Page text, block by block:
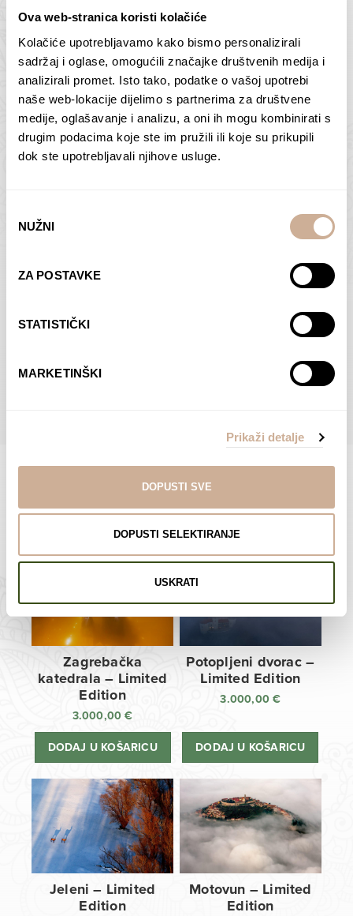
Ova web-stranica koristi kolačiće
Kolačiće upotrebljavamo kako bismo personalizirali
sadržaj i oglase, omogućili značajke društvenih medija i
analizirali promet. Isto tako, podatke o vašoj upotrebi
naše web-lokacije dijelimo s partnerima za društvene
medije, oglašavanje i analizu, a oni ih mogu kombinirati s
drugim podacima koje ste im pružili ili koje su prikupili
dok ste upotrebljavali njihove usluge.
pristanka
NUŽNI
ZA POSTAVKE
STATISTIČKI
MARKETINŠKI
Prikaži detalje
DOPUSTI SVE
DOPUSTI SELEKTIRANJE
USKRATI
Butan – ljudi 2
75,00€ – 138,00€Raspon
cijena:
od
75,00 €
138,00 €
ODABERI OPCIJE
Antarktika – krajolik
2
75,00€ – 138,00€Raspon
cijena:
od
ODABERI OPCIJE
Dolac
ODABERI OPCIJE
Moreškanti – sjena
€Raspon
od
75,00 €
do
138,00 €
ODABERI OPCIJE
POGLEDAJTE SVE PROIZVODE U OVOJ KATEGORIJI
Limited Edition Fotografije
Zagrebačka
katedrala – Limited
Edition
3.000,00€
DODAJ U KOŠARICU
Potopljeni dvorac –
Limited Edition
3.000,00€
DODAJ U KOŠARICU
Jeleni – Limited
Edition
Motovun – Limited
Edition